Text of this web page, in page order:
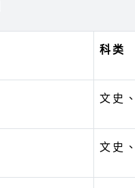
科类
文史
文史